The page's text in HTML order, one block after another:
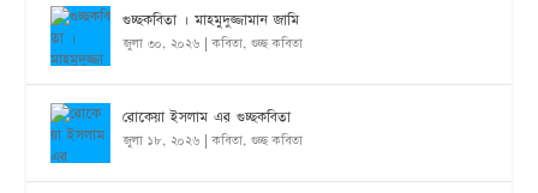
গুচ্ছকবিতা । মাহমুদুজ্জামান জামি
জুলা ৩০, ২০২৬ |কবিতা,গুচ্ছ কবিতা
রোকেয়া ইসলাম এর গুচ্ছকবিতা
জুলা ১৮, ২০২৬ |কবিতা,গুচ্ছ কবিতা